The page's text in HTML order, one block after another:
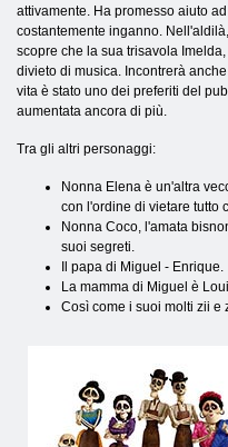
attivamente. Ha promesso aiuto
costantemente inganno.
scopre che la sua trisavola
divieto di musica. Incontrerà
vita è stato uno dei preferiti del
aumentata ancora di più.
Tra gli altri personaggi:
Nonna Elena è un'altra
con l'ordine di vietare tutto
Nonna Coco, l'amata
suoi segreti.
Il papa di Miguel - Enrique.
La mamma di Miguel è
Così come i suoi molti zii e